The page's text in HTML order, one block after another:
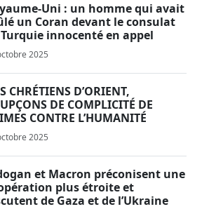
Uni : un homme qui avait
un Coran devant le consulat
innocenté en appel
2025
CHRÉTIENS D’ORIENT,
DE COMPLICITÉ DE
CONTRE L’HUMANITÉ
2025
et Macron préconisent une
plus étroite et
de Gaza et de l’Ukraine